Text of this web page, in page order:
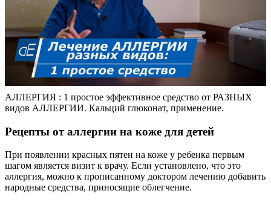
АЛЛЕРГИЯ : 1 простое эффективное средство от РАЗНЫХ
видов АЛЛЕРГИИ. Кальций глюконат, применение.
Рецепты от аллергии на коже для детей
При появлении красных пятен на коже у ребенка первым
шагом является визит к врачу. Если установлено, что это
аллергия, можно к прописанному доктором лечению добавить
народные средства, приносящие облегчение.